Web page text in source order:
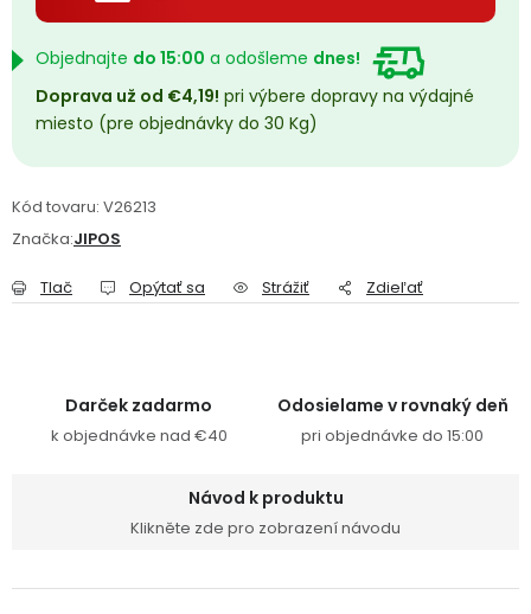
Přihlášení Registrace
Objednajte do 15:00 a odošleme dnes!
Doprava už od €4,19! pri výbere dopravy na výdajné
miesto (pre objednávky do 30 Kg)
Kód tovaru: V26213
Značka:JIPOS
Tlač Opýtať sa Strážiť Zdieľať
Darček zadarmo
k objednávke nad €40
Odosielame v rovnaký deň
pri objednávke do 15:00
Návod k produktu
Klikněte zde pro zobrazení návodu